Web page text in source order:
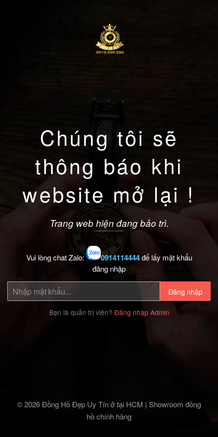
Chúng tôi sẽ
thông báo khi
website mở lại !
Trang web hiện đang bảo trì.
Vui lòng chat Zalo: 0914114444để lấy mật khẩu
đăng nhập
Đăng nhập
Bạn là quản trị viên? Đăng nhập Admin
© 2026 Đồng Hồ Đẹp Uy Tín ở tại HCM | Showroom đồng
hồ chính hãng‎